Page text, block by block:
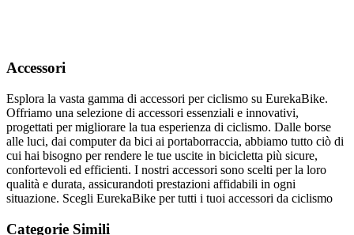
Accessori
Esplora la vasta gamma di accessori per ciclismo su EurekaBike.
Offriamo una selezione di accessori essenziali e innovativi,
progettati per migliorare la tua esperienza di ciclismo. Dalle borse
alle luci, dai computer da bici ai portaborraccia, abbiamo tutto ciò di
cui hai bisogno per rendere le tue uscite in bicicletta più sicure,
confortevoli ed efficienti. I nostri accessori sono scelti per la loro
qualità e durata, assicurandoti prestazioni affidabili in ogni
situazione. Scegli EurekaBike per tutti i tuoi accessori da ciclismo
Categorie Simili